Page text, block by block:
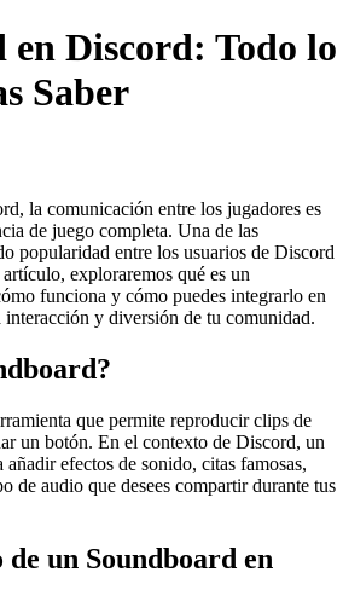
en Discord: Todo lo
Saber
la comunicación entre los jugadores es
de juego completa. Una de las
popularidad entre los usuarios de Discord
exploraremos qué es un
funciona y cómo puedes integrarlo en
y diversión de tu comunidad.
que permite reproducir clips de
un botón. En el contexto de Discord, un
efectos de sonido, citas famosas,
de audio que desees compartir durante tus
un Soundboard en